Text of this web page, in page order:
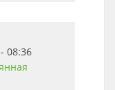
08:36